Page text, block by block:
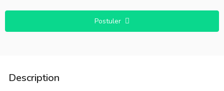
Postuler
Description